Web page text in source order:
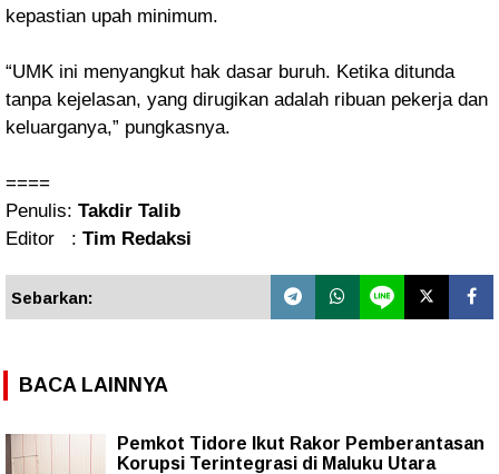
kepastian upah minimum.
“UMK ini menyangkut hak dasar buruh. Ketika ditunda
tanpa kejelasan, yang dirugikan adalah ribuan pekerja dan
keluarganya,” pungkasnya.
====
Penulis: Takdir Talib
Editor : Tim Redaksi
Sebarkan:
BACA LAINNYA
Pemkot Tidore Ikut Rakor Pemberantasan
Korupsi Terintegrasi di Maluku Utara